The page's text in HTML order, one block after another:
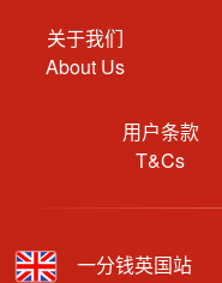
关于我们
About Us
用户条款
T&Cs
一分钱英国站